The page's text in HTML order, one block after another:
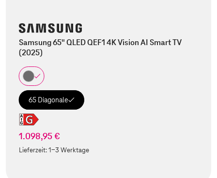
Samsung 65" QLED QEF1 4K Vision AI Smart TV
(2025)
65 Diagonale
1.098,95 €
Lieferzeit:1-3 Werktage